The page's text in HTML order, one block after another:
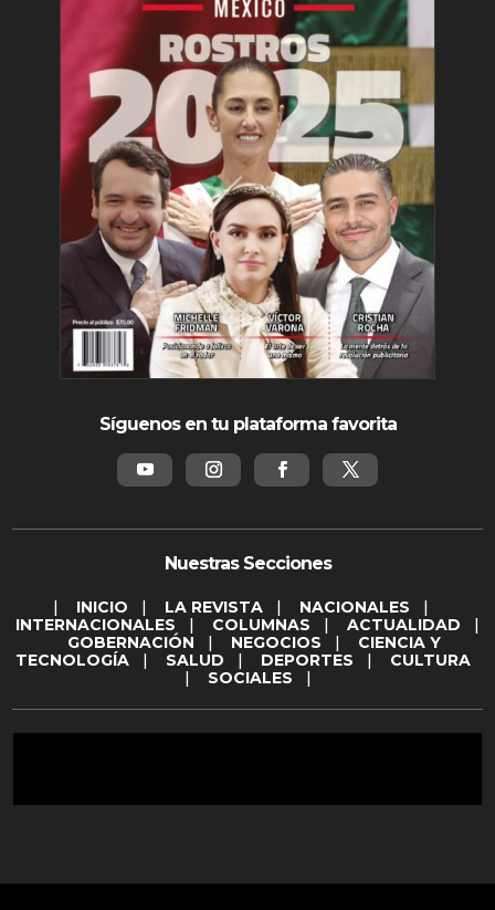
Síguenos en tu plataforma favorita
Nuestras Secciones
| INICIO | LA REVISTA | NACIONALES |
INTERNACIONALES | COLUMNAS | ACTUALIDAD |
GOBERNACIÓN | NEGOCIOS | CIENCIA Y
TECNOLOGÍA | SALUD | DEPORTES | CULTURA
| SOCIALES |